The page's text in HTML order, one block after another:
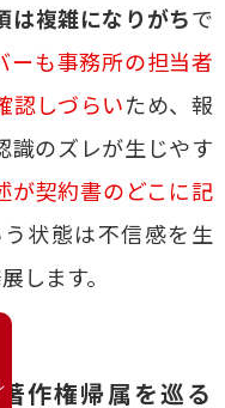
は複雑になりがちで
ーも事務所の担当者
認しづらいため、報
識のズレが生じやす
が契約書のどこに記
状態は不信感を生
します。
作権帰属を巡る